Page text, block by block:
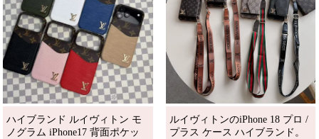
ハイブランド ルイヴィトン モ
ノグラム iPhone17 背面ポケッ
ルイヴィトンのiPhone 18 プロ /
プラス ケース ハイブランド。